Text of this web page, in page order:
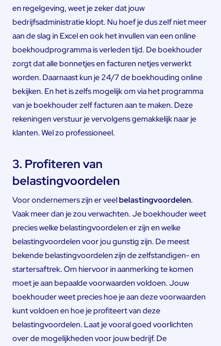
en regelgeving, weet je zeker dat jouw
bedrijfsadministratie klopt. Nu hoef je dus zelf niet meer
aan de slag in Excel en ook het invullen van een online
boekhoudprogramma is verleden tijd. De boekhouder
zorgt dat alle bonnetjes en facturen netjes verwerkt
worden. Daarnaast kun je 24/7 de boekhouding online
bekijken. En het is zelfs mogelijk om via het programma
van je boekhouder zelf facturen aan te maken. Deze
rekeningen verstuur je vervolgens gemakkelijk naar je
klanten. Wel zo professioneel.
3. Profiteren van
belastingvoordelen
Voor ondernemers zijn er veelbelastingvoordelen.
Vaak meer dan je zou verwachten. Je boekhouder weet
precies welke belastingvoordelen er zijn en welke
belastingvoordelen voor jou gunstig zijn. De meest
bekende belastingvoordelen zijn de zelfstandigen- en
startersaftrek. Om hiervoor in aanmerking te komen
moet je aan bepaalde voorwaarden voldoen. Jouw
boekhouder weet precies hoe je aan deze voorwaarden
kunt voldoen en hoe je profiteert van deze
belastingvoordelen. Laat je vooral goed voorlichten
over de mogelijkheden voor jouw bedrijf. De